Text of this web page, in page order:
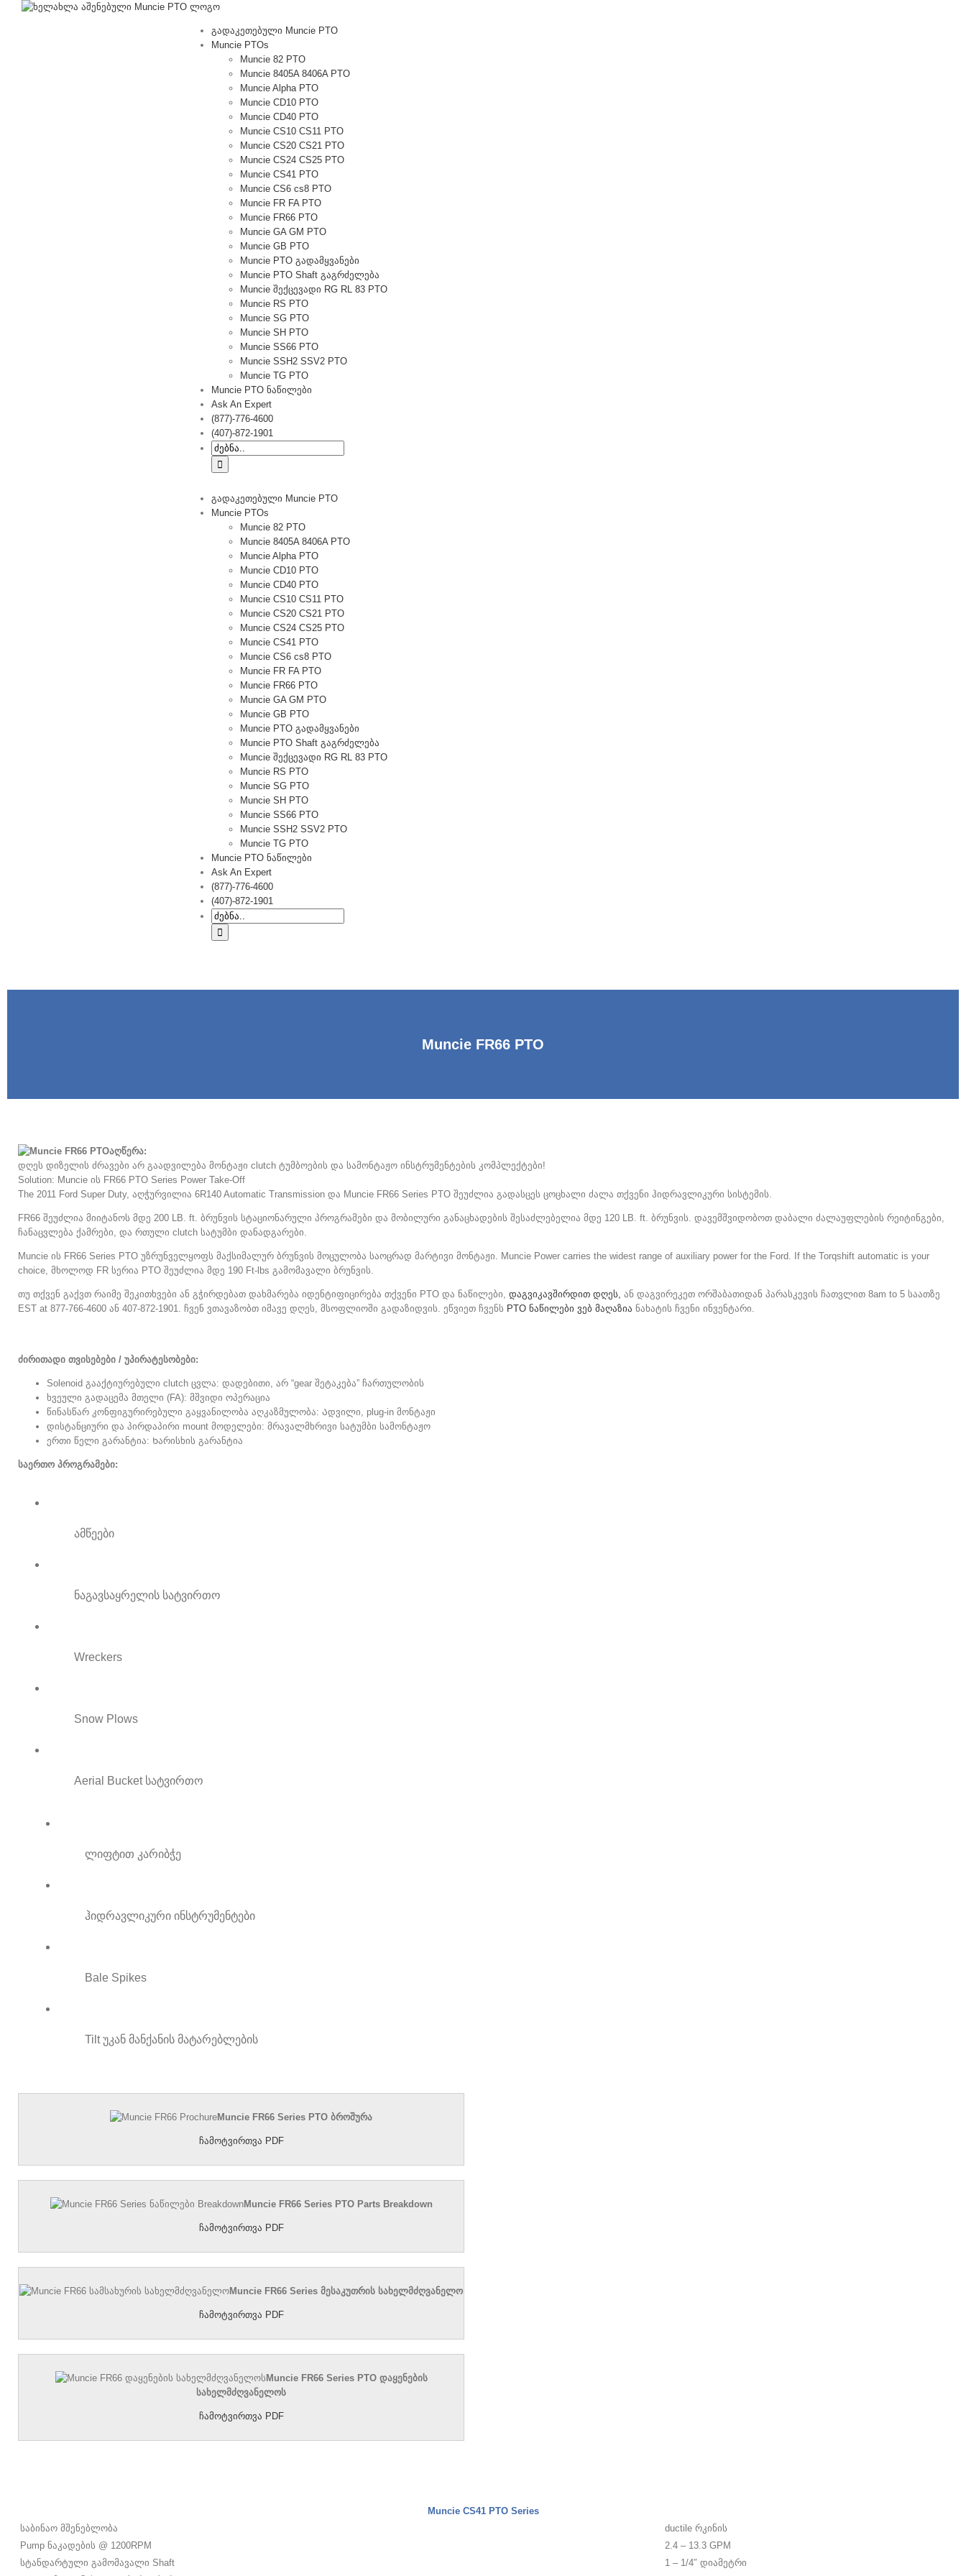
შინაარსზე
გადაკეთებული Muncie PTO
Muncie PTOs
Muncie 82 PTO
Muncie 8405A 8406A PTO
Muncie Alpha PTO
Muncie CD10 PTO
Muncie CD40 PTO
Muncie CS10 CS11 PTO
Muncie CS20 CS21 PTO
Muncie CS24 CS25 PTO
Muncie CS41 PTO
Muncie CS6 cs8 PTO
Muncie FR FA PTO
Muncie FR66 PTO
Muncie GA GM PTO
Muncie GB PTO
Muncie PTO გადამყვანები
Muncie PTO Shaft გაგრძელება
Muncie შექცევადი RG RL 83 PTO
Muncie RS PTO
Muncie SG PTO
Muncie SH PTO
Muncie SS66 PTO
Muncie SSH2 SSV2 PTO
Muncie TG PTO
Muncie PTO ნაწილები
Ask An Expert
(877)-776-4600
(407)-872-1901
Ძებნა:
გადაკეთებული Muncie PTO
Muncie PTOs
Muncie 82 PTO
Muncie 8405A 8406A PTO
Muncie Alpha PTO
Muncie CD10 PTO
Muncie CD40 PTO
Muncie CS10 CS11 PTO
Muncie CS20 CS21 PTO
Muncie CS24 CS25 PTO
Muncie CS41 PTO
Muncie CS6 cs8 PTO
Muncie FR FA PTO
Muncie FR66 PTO
Muncie GA GM PTO
Muncie GB PTO
Muncie PTO გადამყვანები
Muncie PTO Shaft გაგრძელება
Muncie შექცევადი RG RL 83 PTO
Muncie RS PTO
Muncie SG PTO
Muncie SH PTO
Muncie SS66 PTO
Muncie SSH2 SSV2 PTO
Muncie TG PTO
Muncie PTO ნაწილები
Ask An Expert
(877)-776-4600
(407)-872-1901
Ძებნა:
Muncie FR66 PTO
აღწერა:
დღეს დიზელის ძრავები არ გაადვილება მონტაჟი clutch ტუმბოების და სამონტაჟო ინსტრუმენტების კომპლექტები!
Solution: Muncie ის FR66 PTO Series Power Take-Off
The 2011 Ford Super Duty, აღჭურვილია 6R140 Automatic Transmission და Muncie FR66 Series PTO შეუძლია გადასცეს ცოცხალი ძალა თქვენი ჰიდრავლიკური სისტემის.
FR66 შეუძლია მიიტანოს მდე 200 LB. ft. ბრუნვის სტაციონარული პროგრამები და მობილური განაცხადების შესაძლებელია მდე 120 LB. ft. ბრუნვის. დავემშვიდობოთ დაბალი ძალაუფლების რეიტინგები,
ჩანაცვლება ქამრები, და რთული clutch სატუმბი დანადგარები.
Muncie ის FR66 Series PTO უზრუნველყოფს მაქსიმალურ ბრუნვის მოცულობა საოცრად მარტივი მონტაჟი. Muncie Power carries the widest range of auxiliary power for the Ford. If the Torqshift automatic is your
choice, მხოლოდ FR სერია PTO შეუძლია მდე 190 Ft-lbs გამომავალი ბრუნვის.
თუ თქვენ გაქვთ რაიმე შეკითხვები ან გჭირდებათ დახმარება იდენტიფიცირება თქვენი PTO და ნაწილები, დაგვიკავშირდით დღეს, ან დაგვირეკეთ ორშაბათიდან პარასკევის ჩათვლით 8am to 5 საათზე
EST at 877-766-4600 ან 407-872-1901. ჩვენ ვთავაზობთ იმავე დღეს, მსოფლიოში გადაზიდვის. ეწვიეთ ჩვენს PTO ნაწილები ვებ მაღაზია ნახატის ჩვენი ინვენტარი.
ძირითადი თვისებები / უპირატესობები:
Solenoid გააქტიურებული clutch ცვლა: დადებითი, არ “gear შეტაკება” ჩართულობის
ხვეული გადაცემა მთელი (FA): მშვიდი ოპერაცია
წინასწარ კონფიგურირებული გაყვანილობა აღკაზმულობა: Ადვილი, plug-in მონტაჟი
დისტანციური და პირდაპირი mount მოდელები: მრავალმხრივი სატუმბი სამონტაჟო
ერთი წელი გარანტია: Ხარისხის გარანტია
საერთო პროგრამები:
ამწეები
ნაგავსაყრელის სატვირთო
Wreckers
Snow Plows
Aerial Bucket სატვირთო
ლიფტით კარიბჭე
ჰიდრავლიკური ინსტრუმენტები
Bale Spikes
Tilt უკან მანქანის მატარებლების
Muncie FR66 Series PTO ბროშურა
ჩამოტვირთვა PDF
Muncie FR66 Series PTO Parts Breakdown
ჩამოტვირთვა PDF
Muncie FR66 Series მესაკუთრის სახელმძღვანელო
ჩამოტვირთვა PDF
Muncie FR66 Series PTO დაყენების
სახელმძღვანელოს
ჩამოტვირთვა PDF
Muncie CS41 PTO Series
საბინაო მშენებლობა
ductile რკინის
Pump ნაკადების @ 1200RPM
2.4 – 13.3 GPM
სტანდარტული გამომავალი Shaft
1 – 1/4″ დიამეტრი